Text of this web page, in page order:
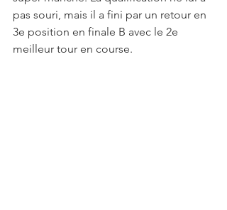
pas souri, mais il a fini par un retour en
3e position en finale B avec le 2e
meilleur tour en course.